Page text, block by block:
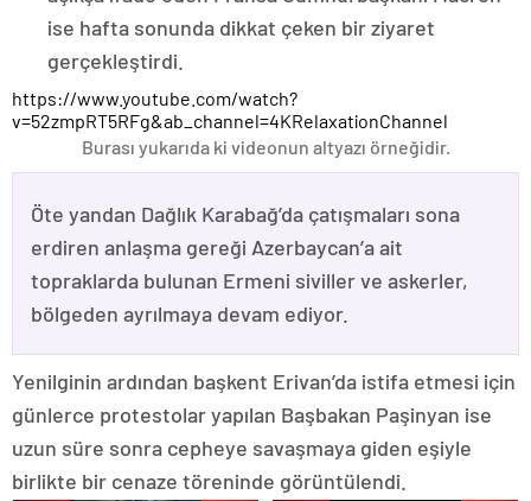
ise hafta sonunda dikkat çeken bir ziyaret
gerçekleştirdi.
https://www.youtube.com/watch?
v=52zmpRT5RFg&ab_channel=4KRelaxationChannel
Burası yukarıda ki videonun altyazı örneğidir.
Öte yandan Dağlık Karabağ’da çatışmaları sona
erdiren anlaşma gereği Azerbaycan’a ait
topraklarda bulunan Ermeni siviller ve askerler,
bölgeden ayrılmaya devam ediyor.
Yenilginin ardından başkent Erivan’da istifa etmesi için
günlerce protestolar yapılan Başbakan Paşinyan ise
uzun süre sonra cepheye savaşmaya giden eşiyle
birlikte bir cenaze töreninde görüntülendi.